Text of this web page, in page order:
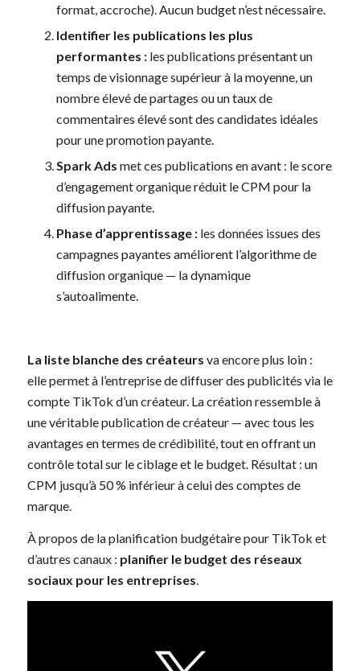
format, accroche). Aucun budget n’est nécessaire.
Identifier les publications les plus
performantes :les publications présentant un
temps de visionnage supérieur à la moyenne, un
nombre élevé de partages ou un taux de
commentaires élevé sont des candidates idéales
pour une promotion payante.
Spark Ads met ces publications en avant : le score
d’engagement organique réduit le CPM pour la
diffusion payante.
Phase d’apprentissage :les données issues des
campagnes payantes améliorent l’algorithme de
diffusion organique — la dynamique
s’autoalimente.
La liste blanche des créateurs va encore plus loin :
elle permet à l’entreprise de diffuser des publicités via le
compte TikTok d’un créateur. La création ressemble à
une véritable publication de créateur — avec tous les
avantages en termes de crédibilité, tout en offrant un
contrôle total sur le ciblage et le budget. Résultat : un
CPM jusqu’à 50 % inférieur à celui des comptes de
marque.
À propos de la planification budgétaire pour TikTok et
d’autres canaux : planifier le budget des réseaux
sociaux pour les entreprises